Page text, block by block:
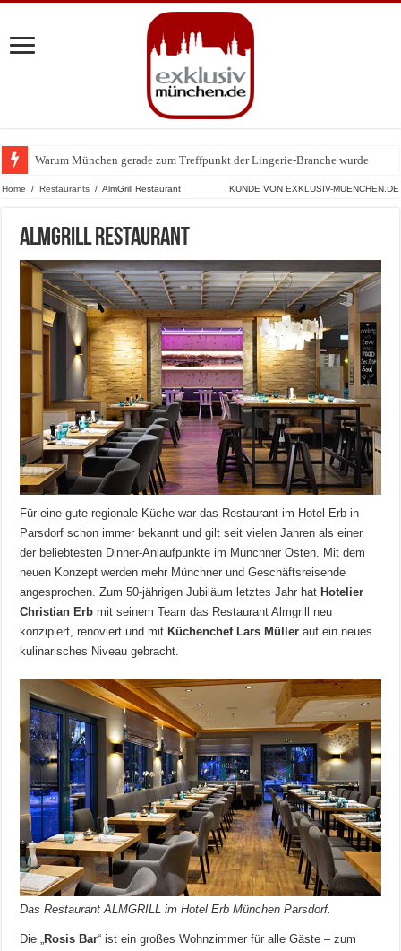
Warum München gerade zum Treffpunkt der Lingerie-Branche wurde
KUNDE VON EXKLUSIV-MUENCHEN.DE
Home / Restaurants / AlmGrill Restaurant
AlmGrill Restaurant
Für eine gute regionale Küche war das Restaurant im Hotel Erb in
Parsdorf schon immer bekannt und gilt seit vielen Jahren als einer
der beliebtesten Dinner-Anlaufpunkte im Münchner Osten. Mit dem
neuen Konzept werden mehr Münchner und Geschäftsreisende
angesprochen. Zum 50-jährigen Jubiläum letztes Jahr hatHotelier
Christian Erb mit seinem Team das Restaurant Almgrill neu
konzipiert, renoviert und mitKüchenchef Lars Müller auf ein neues
kulinarisches Niveau gebracht.
Das Restaurant ALMGRILL im Hotel Erb München Parsdorf.
Die „Rosis Bar“ ist ein großes Wohnzimmer für alle Gäste – zum